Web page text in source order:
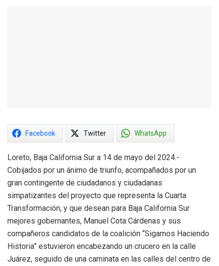
Facebook Twitter WhatsApp
Loreto, Baja California Sur a 14 de mayo del 2024.-
Cobijados por un ánimo de triunfo, acompañados por un
gran contingente de ciudadanos y ciudadanas
simpatizantes del proyecto que representa la Cuarta
Transformación, y que desean para Baja California Sur
mejores gobernantes, Manuel Cota Cárdenas y sus
compañeros candidatos de la coalición “Sigamos Haciendo
Historia” estuvieron encabezando un crucero en la calle
Juárez, seguido de una caminata en las calles del centro de